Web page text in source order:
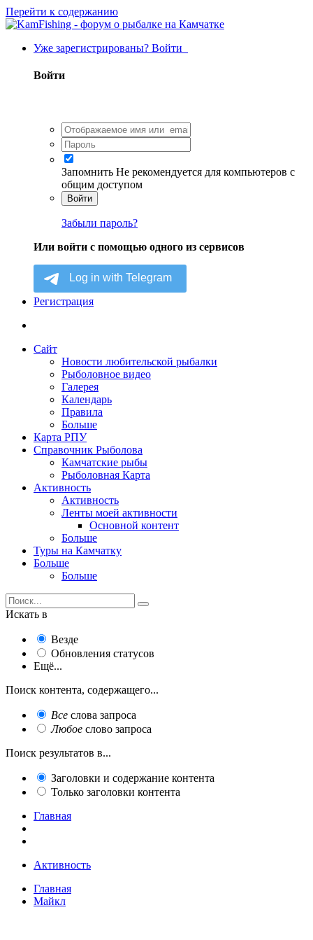
Перейти к содержанию
Уже зарегистрированы? Войти
Войти
Запомнить Не рекомендуется для компьютеров с
общим доступом
Войти
Забыли пароль?
Или войти с помощью одного из сервисов
Регистрация
Сайт
Новости любительской рыбалки
Рыболовное видео
Галерея
Календарь
Правила
Больше
Карта РПУ
Справочник Рыболова
Камчатские рыбы
Рыболовная Карта
Активность
Активность
Ленты моей активности
Основной контент
Больше
Туры на Камчатку
Больше
Больше
Искать в
Везде
Обновления статусов
Ещё...
Поиск контента, содержащего...
Все слова запроса
Любое слово запроса
Поиск результатов в...
Заголовки и содержание контента
Только заголовки контента
Главная
Активность
Главная
Майкл